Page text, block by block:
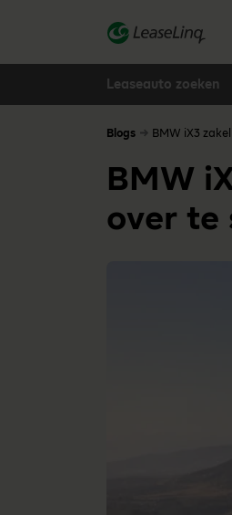
Leaseauto zoeken
Blogs BMW iX3
BMW
over te